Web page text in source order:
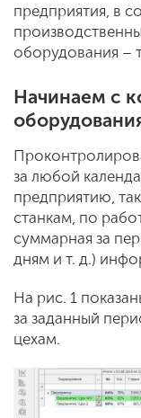
предприятия, в
оборудования –
Начинаем с
за любой
предприятию,
станкам, по
суммарная за
дням и т. д.)
На рис. 1
за заданный
цехам.